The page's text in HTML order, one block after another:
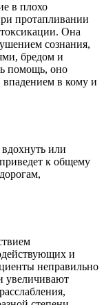
в плохо
протапливании
Она
сознания,
бредом и
помощь, оно
впадением в кому и
или
к общему
и
неправильно
увеличивают